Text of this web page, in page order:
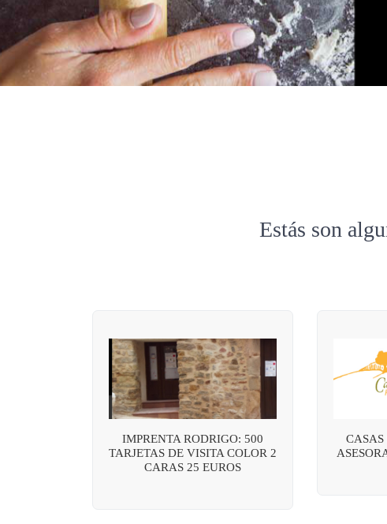
Estás son
IMPRENTA RODRIGO: 500
TARJETAS DE VISITA COLOR 2
CARAS 25 EUROS